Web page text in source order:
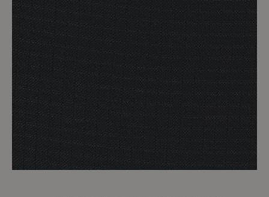
Ihre Möbel mit diesen Überzügen zu versehen ist im sprichwörtlichen
Handumdrehen erledigt. Der dadurch zu erzielende Nutzen hält ungleich
länger an. Die Überwürfe trotzen zu heftiger Einstrahlung von Sonne und
anderen ungünstigen Wetterverhältnissen. Gerade an diesem Zubehör
sollten Sie also keinesfalls sparen. Diese kleine Investition wird sich
Hundertfach auszahlen, so dass Sie sich lange Zeit an Ihren wie neu
aussehenden Möbeln werden erfreuen können.
Bitte beachten Sie, dass sich die Überzüge aufgrund der UV-Strahlung
farblich verändern können. Dies beeinträchtigt jedoch weder die
Funktion, noch die Langlebigkeit des Überzugs. Der Überzug besteht aus
Polyester.